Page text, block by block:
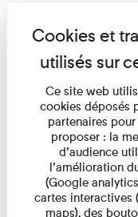
Ce site web
cookies déposés
partenaires
proposer : la
d’audience
l’amélioration
(Google
cartes interactives
maps), des